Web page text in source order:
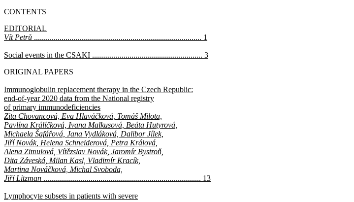
CONTENTS
EDITORIAL
Vít Petrů ..................................................................................... 1
Social events in the CSAKI ........................................................ 3
ORIGINAL PAPERS
Immunoglobulin replacement therapy in the Czech Republic:
end-of-year 2020 data from the National registry
of primary immunodeficiencies
Zita Chovancová, Eva Hlaváčková, Tomáš Milota,
Pavlína Králíčková, Ivana Malkusová, Beáta Hutyrová,
Michaela Šafářová, Jana Vydláková, Dalibor Jílek,
Jiří Novák, Helena Schneiderová, Petra Králová,
Alena Zimulová, Vítězslav Novák, Jaromír Bystroň,
Dita Záveská, Milan Kasl, Vladimír Kracík,
Martina Nováčková, Michal Svoboda,
Jiří Litzman ................................................................................ 13
Lymphocyte subsets in patients with severe